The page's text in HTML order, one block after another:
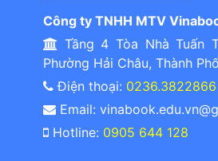
Công ty TNHH MTV
Tầng 4 Tòa Nhà Tuấn
Phường Hải Châu, Thành
Điện thoại: 0236.3822866
Email:
Hotline: 0905 644 128